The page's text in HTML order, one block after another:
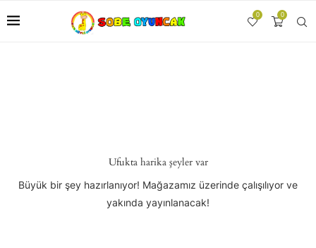
0
0
Ufukta harika şeyler var
Büyük bir şey hazırlanıyor! Mağazamız üzerinde çalışılıyor ve
yakında yayınlanacak!